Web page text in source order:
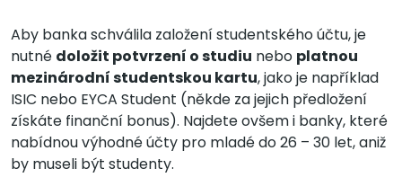
Aby banka schválila založení studentského účtu, je
nutné doložit potvrzení o studiu nebo platnou
mezinárodní studentskou kartu, jako je například
ISIC nebo EYCA Student (někde za jejich předložení
získáte finanční bonus). Najdete ovšem i banky, které
nabídnou výhodné účty pro mladé do 26 – 30 let, aniž
by museli být studenty.